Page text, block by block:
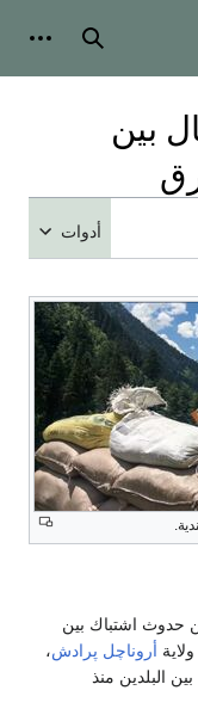
بحث
بين
أدوات
حدوث اشتباك بين
ولاية أروناچل پرادش،
البلدين منذ